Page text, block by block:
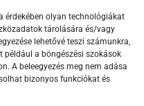
érdekében olyan technológiákat
tárolására és/vagy
lehetővé teszi számunkra,
a böngészési szokások
A beleegyezés meg nem adása
bizonyos funkciókat és